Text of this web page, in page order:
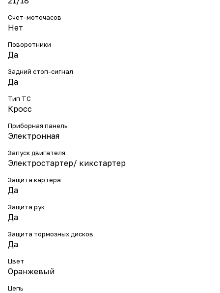
Счет-моточасов
Нет
Поворотники
Да
Задний стоп-сигнал
Да
Тип ТС
Кросс
Приборная панель
Электронная
Запуск двигателя
Электростартер/ кикстартер
Защита картера
Да
Защита рук
Да
Защита тормозных дисков
Да
Цвет
Оранжевый
Цепь